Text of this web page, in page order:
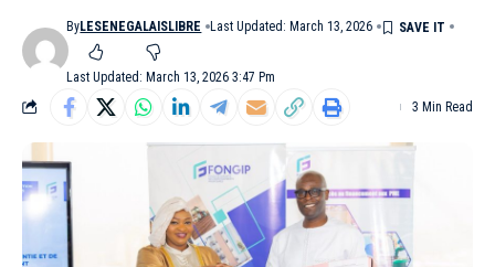
Last Updated: March 13, 2026 3:47 Pm
ByLESENEGALAISLIBRE Last Updated: March 13, 2026
3 Min Read